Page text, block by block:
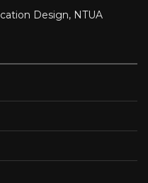
Design, NTUA